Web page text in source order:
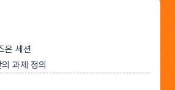
온 세션
과제 정의